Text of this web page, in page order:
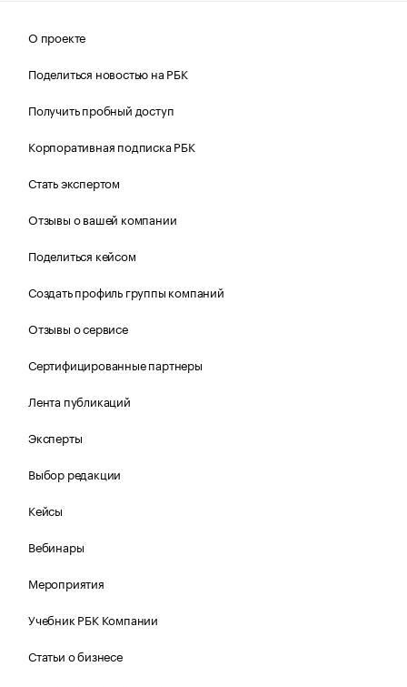
О проекте
Поделиться новостью на РБК
Получить пробный доступ
Корпоративная подписка РБК
Стать экспертом
Отзывы о вашей компании
Поделиться кейсом
Создать профиль группы компаний
Отзывы о сервисе
Сертифицированные партнеры
Лента публикаций
Эксперты
Выбор редакции
Кейсы
Вебинары
Мероприятия
Учебник РБК Компании
Статьи о бизнесе